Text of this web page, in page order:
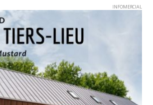
INFOMERCIAL